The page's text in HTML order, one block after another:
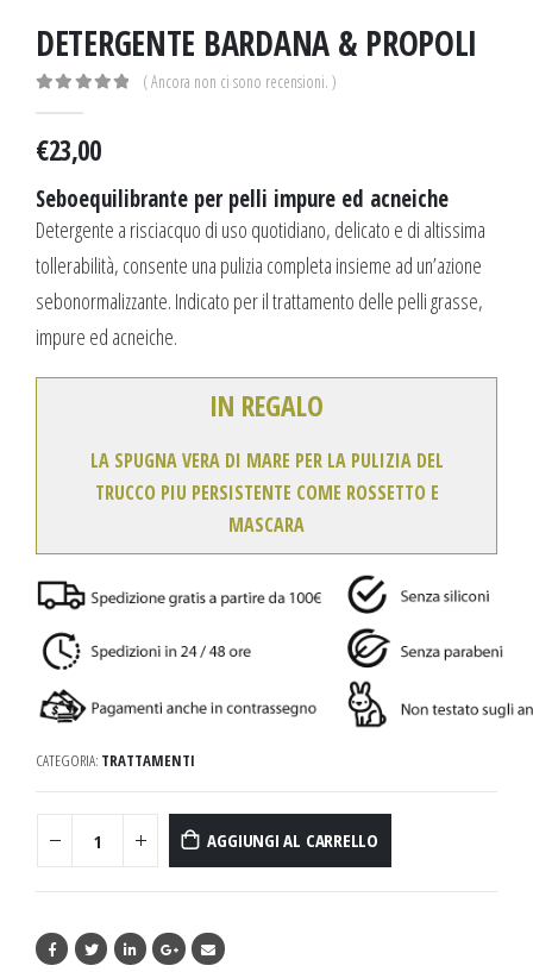
DETERGENTE BARDANA & PROPOLI
( Ancora non ci sono recensioni. )
€23,00
Seboequilibrante per pelli impure ed acneiche
Detergente a risciacquo di uso quotidiano, delicato e di altissima
tollerabilità, consente una pulizia completa insieme ad un’azione
sebonormalizzante. Indicato per il trattamento delle pelli grasse,
impure ed acneiche.
IN REGALO
LA SPUGNA VERA DI MARE PER LA PULIZIA DEL
TRUCCO PIU PERSISTENTE COME ROSSETTO E
MASCARA
CATEGORIA: TRATTAMENTI
AGGIUNGI AL CARRELLO